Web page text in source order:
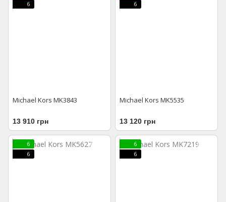
6
Michael Kors MK3843
13 910 грн
6
Michael Kors MK5535
13 120 грн
6
6
6
6